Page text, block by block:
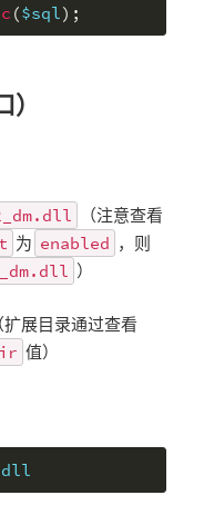
($sql);
（注意查看
为 enabled ，则
）
展目录通过查看
值）
dll